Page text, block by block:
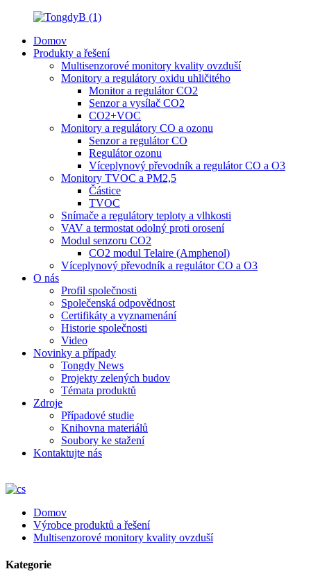
Domov
Produkty a řešení
Multisenzorové monitory kvality ovzduší
Monitory a regulátory oxidu uhličitého
Monitor a regulátor CO2
Senzor a vysílač CO2
CO2+VOC
Monitory a regulátory CO a ozonu
Senzor a regulátor CO
Regulátor ozonu
Víceplynový převodník a regulátor CO a O3
Monitory TVOC a PM2,5
Částice
TVOC
Snímače a regulátory teploty a vlhkosti
VAV a termostat odolný proti orosení
Modul senzoru CO2
CO2 modul Telaire (Amphenol)
Víceplynový převodník a regulátor CO a O3
O nás
Profil společnosti
Společenská odpovědnost
Certifikáty a vyznamenání
Historie společnosti
Video
Novinky a případy
Tongdy News
Projekty zelených budov
Témata produktů
Zdroje
Případové studie
Knihovna materiálů
Soubory ke stažení
Kontaktujte nás
Domov
Výrobce produktů a řešení
Multisenzorové monitory kvality ovzduší
Kategorie